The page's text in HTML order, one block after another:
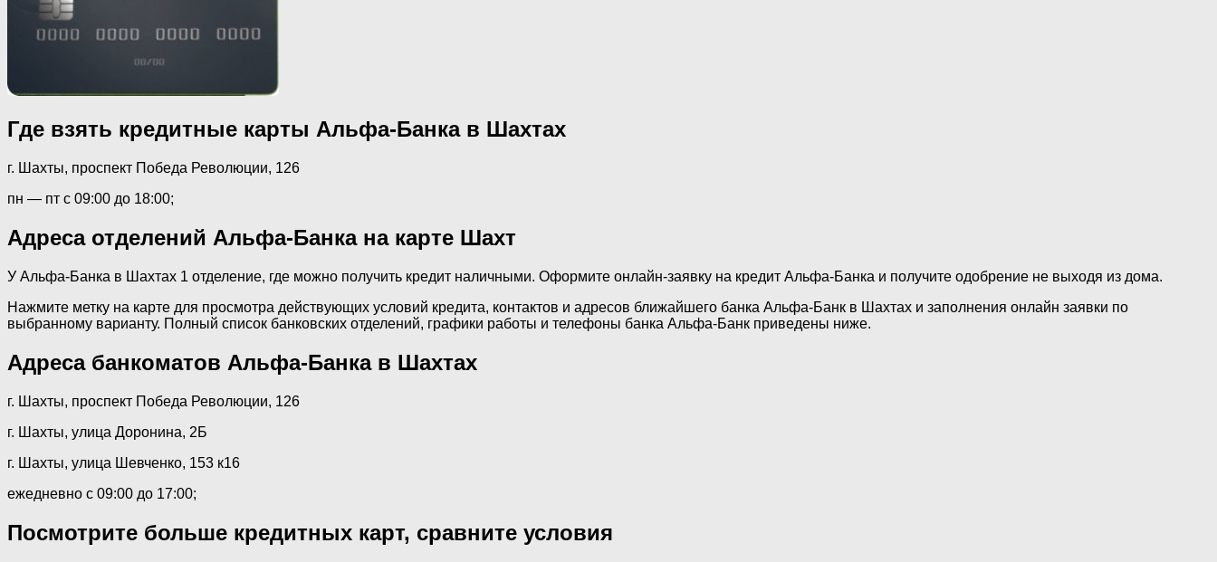
Где взять кредитные карты Альфа-Банка в Шахтах
г. Шахты, проспект Победа Революции, 126
пн — пт с 09:00 до 18:00;
Адреса отделений Альфа-Банка на карте Шахт
У Альфа-Банка в Шахтах 1 отделение, где можно получить кредит наличными. Оформите онлайн-заявку на кредит Альфа-Банка и получите одобрение не выходя из дома.
Нажмите метку на карте для просмотра действующих условий кредита, контактов и адресов ближайшего банка Альфа-Банк в Шахтах и заполнения онлайн заявки по
выбранному варианту. Полный список банковских отделений, графики работы и телефоны банка Альфа-Банк приведены ниже.
Адреса банкоматов Альфа-Банка в Шахтах
г. Шахты, проспект Победа Революции, 126
г. Шахты, улица Доронина, 2Б
г. Шахты, улица Шевченко, 153 к16
ежедневно с 09:00 до 17:00;
Посмотрите больше кредитных карт, сравните условия